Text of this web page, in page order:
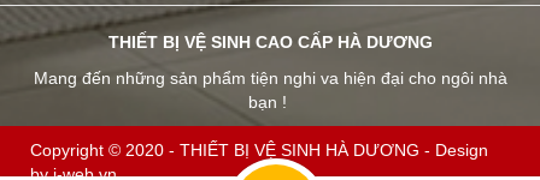
THIẾT BỊ VỆ SINH CAO CẤP HÀ DƯƠNG
Mang đến những sản phẩm tiện nghi va hiện đại cho ngôi nhà
bạn !
Copyright © 2020 - THIẾT BỊ VỆ SINH HÀ DƯƠNG - Design
by i-web.vn